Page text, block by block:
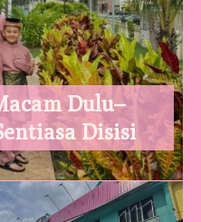
Dulu–
Disisi